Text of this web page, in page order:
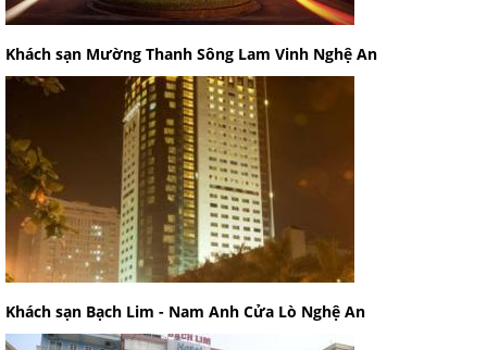
Khách sạn Mường Thanh Sông Lam Vinh Nghệ An
Khách sạn Bạch Lim - Nam Anh Cửa Lò Nghệ An